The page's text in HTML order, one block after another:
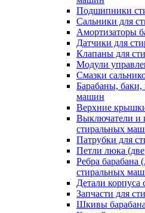
Подшипники
Сальники для
Амортизаторы
Датчики для
Клапаны для
Модули
Смазки
Барабаны, баки,
машин
Верхние
Выключатели и
стиральных
Патрубки для
Петли люка
Ребра барабана
стиральных
Детали
Запчасти для
Шкивы